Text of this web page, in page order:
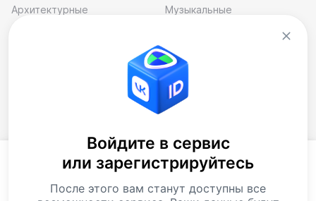
Архитектурные
Музей современного
Музыкальные
Персональные,
мемориальные
Театральные
Подборки музеев
Скачать приложение
Продолжая использовать наш сайт, Вы
соглашаетесь на обработкуфайлов cookie.
Войдите в сервис
или зарегистрируйтесь
После этого вам станут доступны все